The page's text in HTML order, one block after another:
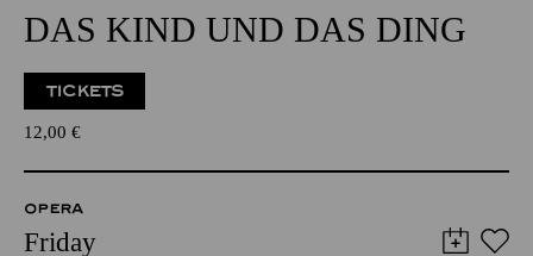
DAS KIND UND DAS DING
TICKETS
12,00 €
OPERA
Friday